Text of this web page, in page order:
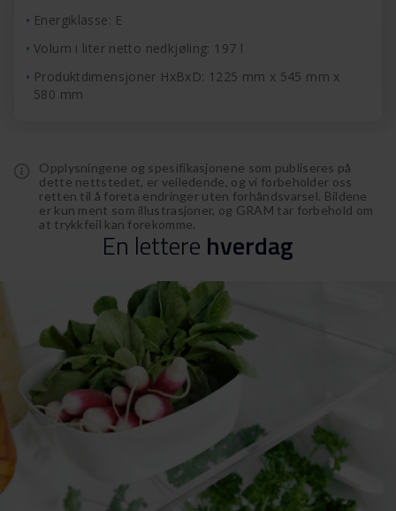
Energiklasse: E
Volum i liter netto nedkjøling: 197 l
Produktdimensjoner HxBxD: 1225 mm x 545 mm x
580 mm
Opplysningene og spesifikasjonene som publiseres på
dette nettstedet, er veiledende, og vi forbeholder oss
retten til å foreta endringer uten forhåndsvarsel. Bildene
er kun ment som illustrasjoner, og GRAM tar forbehold om
at trykkfeil kan forekomme.
En lettere hverdag